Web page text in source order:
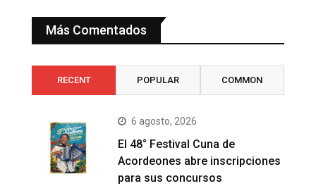
Más Comentados
RECENT POPULAR COMMON
6 agosto, 2026
El 48° Festival Cuna de
Acordeones abre inscripciones
para sus concursos